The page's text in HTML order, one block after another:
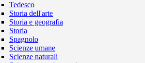
Tedesco
Storia dell'arte
Storia e geografia
Storia
Spagnolo
Scienze umane
Scienze naturali